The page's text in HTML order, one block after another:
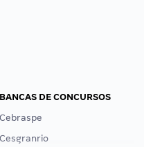
BANCAS DE CONCURSOS
Cebraspe
Cesgranrio